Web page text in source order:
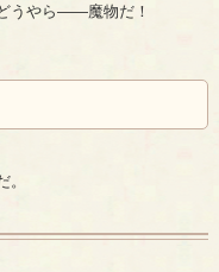
うやら――魔物だ！